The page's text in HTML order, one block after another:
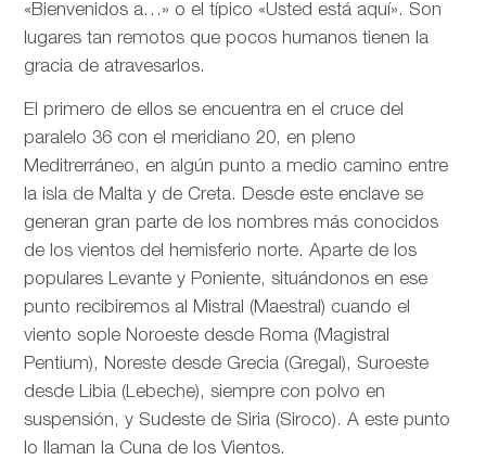
«Bienvenidos a…» o el típico «Usted está aquí». Son
lugares tan remotos que pocos humanos tienen la
gracia de atravesarlos.
El primero de ellos se encuentra en el cruce del
paralelo 36 con el meridiano 20, en pleno
Meditrerráneo, en algún punto a medio camino entre
la isla de Malta y de Creta. Desde este enclave se
generan gran parte de los nombres más conocidos
de los vientos del hemisferio norte. Aparte de los
populares Levante y Poniente, situándonos en ese
punto recibiremos al Mistral (Maestral) cuando el
viento sople Noroeste desde Roma (Magistral
Pentium), Noreste desde Grecia (Gregal), Suroeste
desde Libia (Lebeche), siempre con polvo en
suspensión, y Sudeste de Siria (Siroco). A este punto
lo llaman la Cuna de los Vientos.